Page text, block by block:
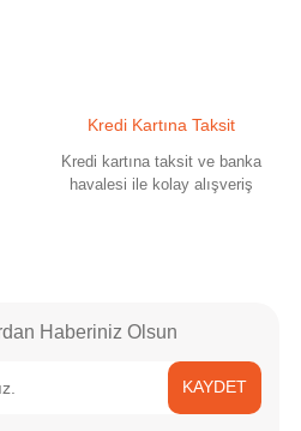
Kredi Kartına Taksit
Kredi kartına taksit ve banka
havalesi ile kolay alışveriş
Haberiniz Olsun
KAYDET